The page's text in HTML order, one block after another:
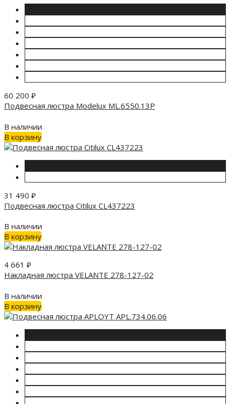
60 200 ₽
Подвесная люстра Modelux ML.6550.13P
В наличии
В корзину
31 490 ₽
Подвесная люстра Citilux CL437223
В наличии
В корзину
4 661 ₽
Накладная люстра VELANTE 278-127-02
В наличии
В корзину